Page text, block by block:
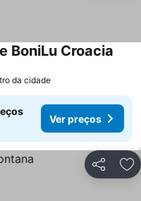
BoniLu Croacia
da cidade
Ver preços
Partilhar